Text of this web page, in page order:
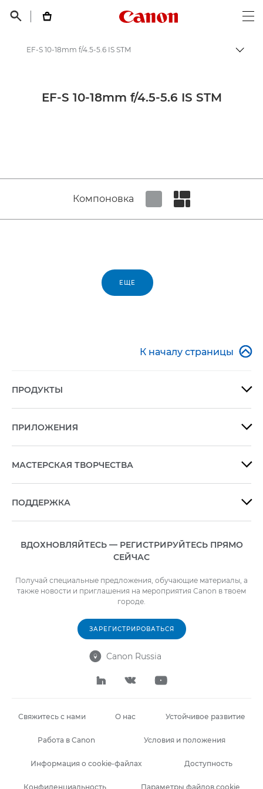
 
Canon Logo, back
Объективы для камер Canon
EF-S 10-18mm f/4.5-5.6 IS STM
EF-S 10-18mm f/4.5-5.6 IS STM
Компоновка
ЕЩЕ
К началу страницы 
ПРОДУКТЫ 
ПРИЛОЖЕНИЯ 
МАСТЕРСКАЯ ТВОРЧЕСТВА 
ПОДДЕРЖКА 
ВДОХНОВЛЯЙТЕСЬ — РЕГИСТРИРУЙТЕСЬ ПРЯМО
СЕЙЧАС
Получай специальные предложения, обучающие материалы, а
также новости и приглашения на мероприятия Canon в твоем
городе.
ЗАРЕГИСТРИРОВАТЬСЯ
 Canon Russia
  
Свяжитесь с нами О нас Устойчивое развитие
Работа в Canon Условия и положения
Информация о cookie-файлах Доступность
Конфиденциальность Параметры файлов cookie